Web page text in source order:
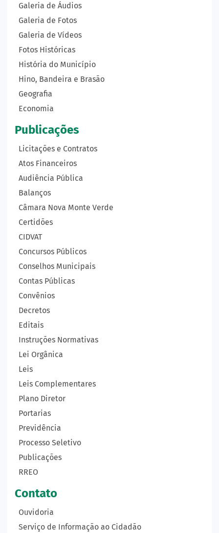
Galeria de Áudios
Galeria de Fotos
Galeria de Vídeos
Fotos Históricas
História do Município
Hino, Bandeira e Brasão
Geografia
Economia
Publicações
Licitações e Contratos
Atos Financeiros
Audiência Pública
Balanços
Câmara Nova Monte Verde
Certidões
CIDVAT
Concursos Públicos
Conselhos Municipais
Contas Públicas
Convênios
Decretos
Editais
Instruções Normativas
Lei Orgânica
Leis
Leis Complementares
Plano Diretor
Portarias
Previdência
Processo Seletivo
Publicações
RREO
Contato
Ouvidoria
Serviço de Informação ao Cidadão